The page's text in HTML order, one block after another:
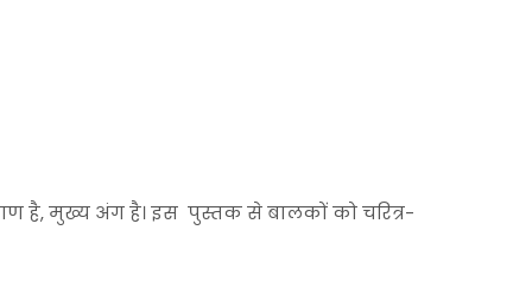
है, मुख्य अंग है। इस पुस्तक से बालकों को चरित्र-